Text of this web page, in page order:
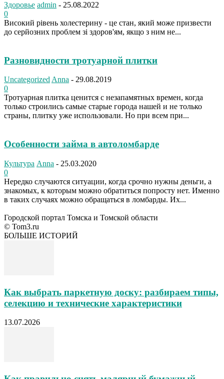
Здоровье admin - 25.08.2022
0
Високий рівень холестерину - це стан, який може призвести
до серйозних проблем зі здоров'ям, якщо з ним не...
Разновидности тротуарной плитки
UncategorizedAnna - 29.08.2019
0
Тротуарная плитка ценится с незапамятных времен, когда
только строились самые старые города нашей и не только
страны, плитку уже использовали. Но при всем при...
Особенности займа в автоломбарде
Культура Anna - 25.03.2020
0
Нередко случаются ситуации, когда срочно нужны деньги, а
знакомых, к которым можно обратиться попросту нет. Именно
в таких случаях можно обращаться в ломбарды. Их...
Городской портал Томска и Томской области
© Tom3.ru
БОЛЬШЕ ИСТОРИЙ
Как выбрать паркетную доску: разбираем типы,
селекцию и технические характеристики
13.07.2026